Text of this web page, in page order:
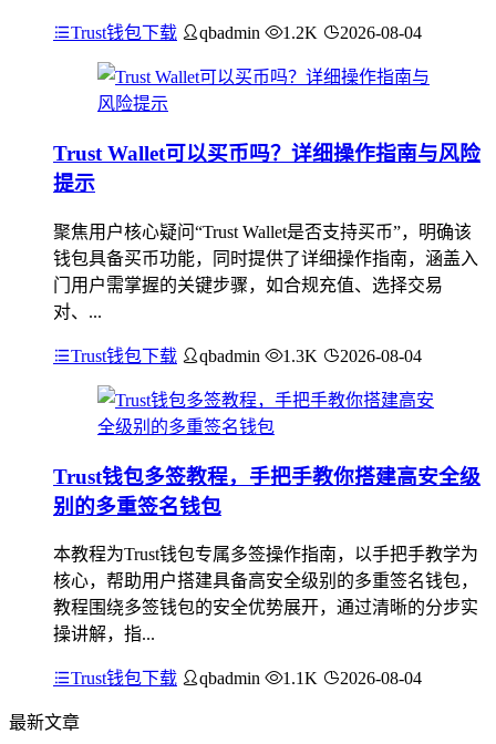
Trust钱包下载 qbadmin 1.2K 2026-08-04
Trust Wallet可以买币吗？详细操作指南与风险
提示
聚焦用户核心疑问“Trust Wallet是否支持买币”，明确该
钱包具备买币功能，同时提供了详细操作指南，涵盖入
门用户需掌握的关键步骤，如合规充值、选择交易
对、...
Trust钱包下载 qbadmin 1.3K 2026-08-04
Trust钱包多签教程，手把手教你搭建高安全级
别的多重签名钱包
本教程为Trust钱包专属多签操作指南，以手把手教学为
核心，帮助用户搭建具备高安全级别的多重签名钱包，
教程围绕多签钱包的安全优势展开，通过清晰的分步实
操讲解，指...
Trust钱包下载 qbadmin 1.1K 2026-08-04
最新文章